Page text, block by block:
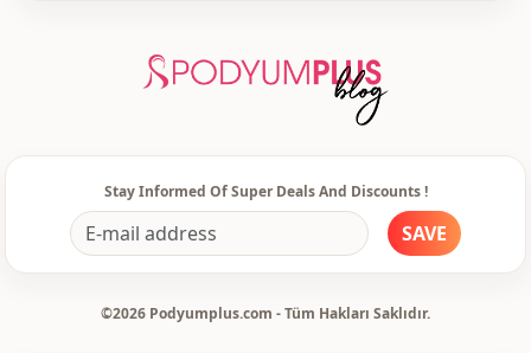
Stay Informed Of Super Deals And Discounts !
SAVE
©2026 Podyumplus.com - Tüm Hakları Saklıdır.